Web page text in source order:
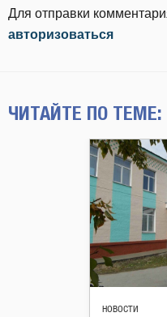
Для отправки
авторизоваться
ЧИТАЙТЕ ПО ТЕМЕ:
НОВОСТИ